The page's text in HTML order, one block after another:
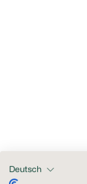
Deutsch